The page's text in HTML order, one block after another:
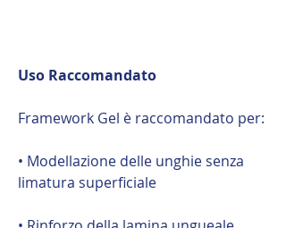
Uso Raccomandato
Framework Gel è raccomandato per:
• Modellazione delle unghie senza
limatura superficiale